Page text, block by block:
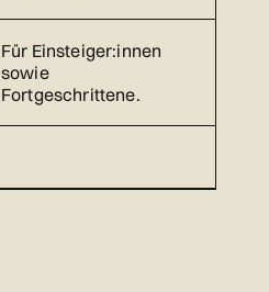
Für Einsteiger:innen
sowie
Fortgeschrittene.